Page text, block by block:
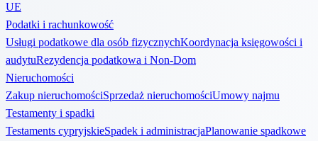
UE
Podatki i rachunkowość
Usługi podatkowe dla osób fizycznychKoordynacja księgowości i
audytuRezydencja podatkowa i Non-Dom
Nieruchomości
Zakup nieruchomościSprzedaż nieruchomościUmowy najmu
Testamenty i spadki
Testaments cypryjskieSpadek i administracjaPlanowanie spadkowe